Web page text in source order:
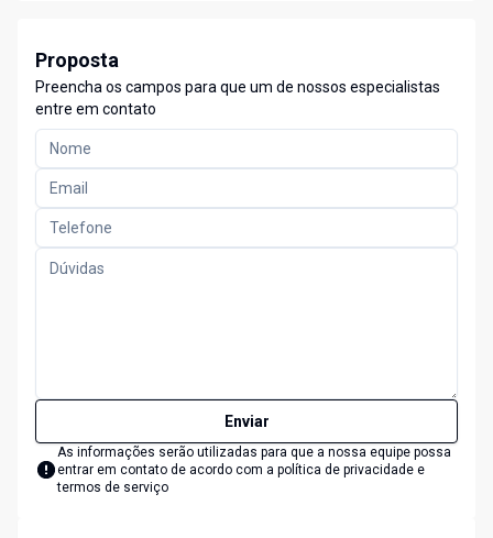
Proposta
Preencha os campos para que um de nossos especialistas
entre em contato
Enviar
As informações serão utilizadas para que a nossa equipe possa
entrar em contato de acordo com a política de privacidade e
termos de serviço